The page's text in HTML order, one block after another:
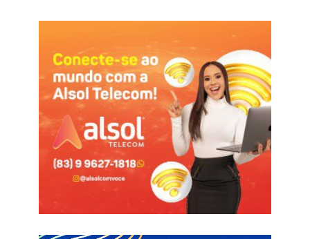
O favorito para ganhar o apoio do prefeito Taíres e do ex-
gestor Pedrinho Caetano é o deputado Márcio Roberto
(Republicanos), ele que já foi votado por ambos em 2022.
Bom Sucesso Márcio Roberto
Pedro Caetano